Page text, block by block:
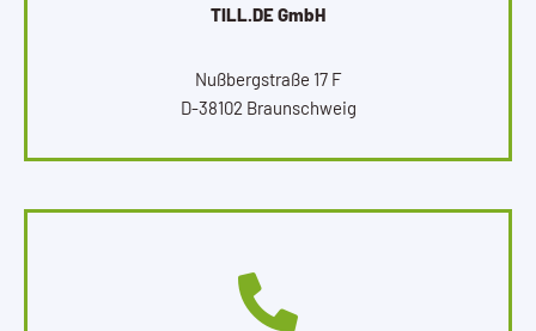
TILL.DE GmbH
Nußbergstraße 17 F
D-38102 Braunschweig